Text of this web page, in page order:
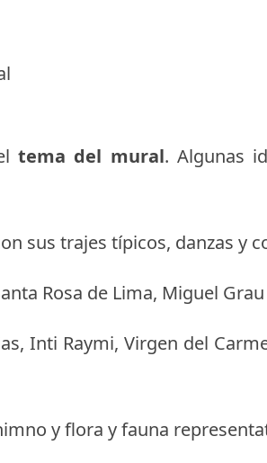
tema del mural. Algunas
sus trajes típicos, danzas y
Rosa de Lima, Miguel
Inti Raymi, Virgen del
y flora y fauna